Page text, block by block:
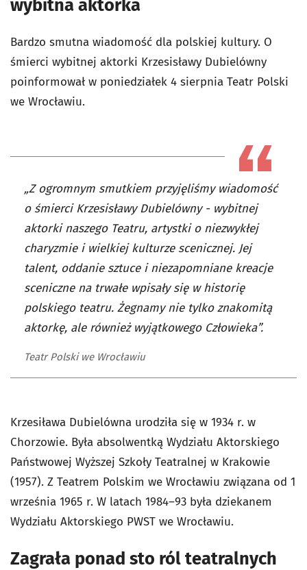
wybitna aktorka
Bardzo smutna wiadomość dla polskiej kultury. O
śmierci wybitnej aktorki Krzesisławy Dubielówny
poinformował w poniedziałek 4 sierpnia Teatr Polski
we Wrocławiu.
„Z ogromnym smutkiem przyjęliśmy wiadomość
o śmierci Krzesisławy Dubielówny - wybitnej
aktorki naszego Teatru, artystki o niezwykłej
charyzmie i wielkiej kulturze scenicznej. Jej
talent, oddanie sztuce i niezapomniane kreacje
sceniczne na trwałe wpisały się w historię
polskiego teatru. Żegnamy nie tylko znakomitą
aktorkę, ale również wyjątkowego Człowieka”.
Teatr Polski we Wrocławiu
Krzesiława Dubielówna urodziła się w 1934 r. w
Chorzowie. Była absolwentką Wydziału Aktorskiego
Państwowej Wyższej Szkoły Teatralnej w Krakowie
(1957). Z Teatrem Polskim we Wrocławiu związana od 1
września 1965 r. W latach 1984–93 była dziekanem
Wydziału Aktorskiego PWST we Wrocławiu.
Zagrała ponad sto ról teatralnych